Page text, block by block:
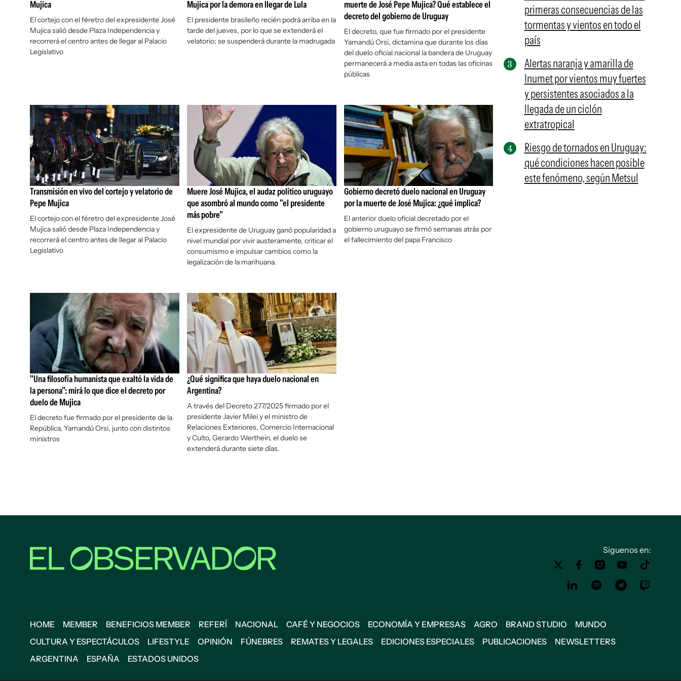
Mujica
El cortejo con el féretro del expresidente José
Mujica salió desde Plaza Independencia y
recorrerá el centro antes de llegar al Palacio
Legislativo
Mujica por la demora en llegar de Lula
El presidente brasileño recién podrá arriba en la
tarde del jueves, por lo que se extenderá el
velatorio; se suspenderá durante la madrugada
muerte de José Pepe Mujica? Qué establece el
decreto del gobierno de Uruguay
El decreto, que fue firmado por el presidente
Yamandú Orsi, dictamina que durante los días
del duelo oficial nacional la bandera de Uruguay
permanecerá a media asta en todas las oficinas
públicas
Transmisión en vivo del cortejo y velatorio de
Pepe Mujica
El cortejo con el féretro del expresidente José
Mujica salió desde Plaza Independencia y
recorrerá el centro antes de llegar al Palacio
Legislativo
Muere José Mujica, el audaz político uruguayo
que asombró al mundo como "el presidente
más pobre"
El expresidente de Uruguay ganó popularidad a
nivel mundial por vivir austeramente, criticar el
consumismo e impulsar cambios como la
legalización de la marihuana.
Gobierno decretó duelo nacional en Uruguay
por la muerte de José Mujica: ¿qué implica?
El anterior duelo oficial decretado por el
gobierno uruguayo se firmó semanas atrás por
el fallecimiento del papa Francisco
"Una filosofía humanista que exaltó la vida de
la persona": mirá lo que dice el decreto por
duelo de Mujica
El decreto fue firmado por el presidente de la
República, Yamandú Orsi, junto con distintos
ministros
¿Qué significa que haya duelo nacional en
Argentina?
A través del Decreto 277/2025 firmado por el
presidente Javier Milei y el ministro de
Relaciones Exteriores, Comercio Internacional
y Culto, Gerardo Werthein, el duelo se
extenderá durante siete días.
primeras consecuencias de las
tormentas y vientos en todo el
país
Alertas naranja y amarilla de
Inumet por vientos muy fuertes
y persistentes asociados a la
llegada de un ciclón
extratropical
Riesgo de tornados en Uruguay:
qué condiciones hacen posible
este fenómeno, según Metsul
Siguenos en:
HOME MEMBER BENEFICIOS MEMBER REFERÍ NACIONAL CAFÉ Y NEGOCIOS ECONOMÍA Y EMPRESAS AGRO BRAND STUDIO
MUNDO
CULTURA Y ESPECTÁCULOS
LIFESTYLE OPINIÓN FÚNEBRES REMATES Y LEGALES EDICIONES ESPECIALES PUBLICACIONES
NEWSLETTERS
ARGENTINA
ESPAÑA ESTADOS UNIDOS